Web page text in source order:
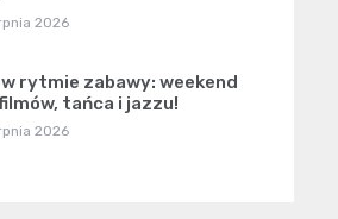
2026
rytmie zabawy: weekend
tańca i jazzu!
2026